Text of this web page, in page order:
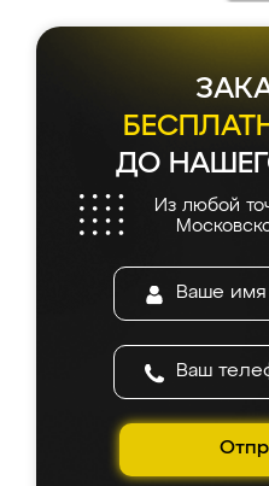
ДО
Из любой